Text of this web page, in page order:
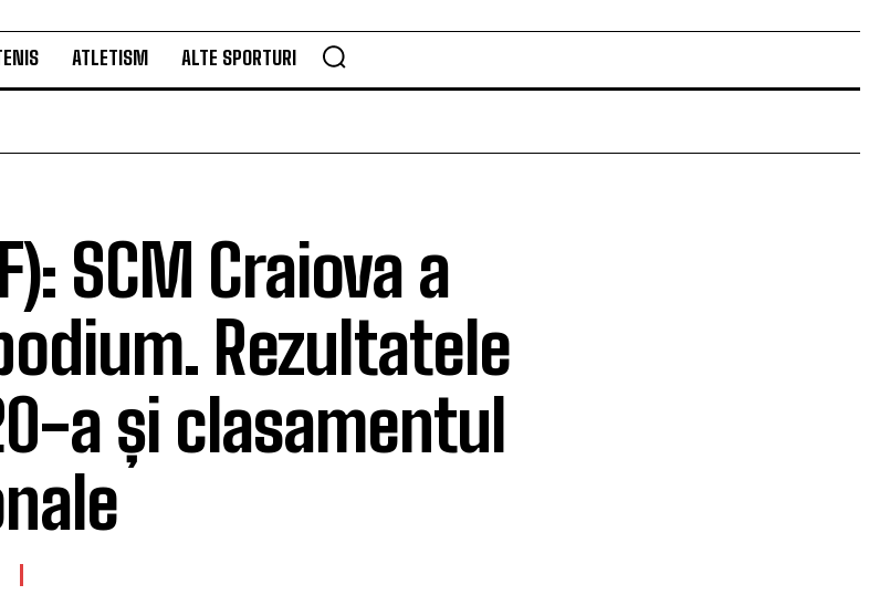
ATLETISM ALTE SPORTURI
SCM Craiova a
Rezultatele
a și clasamentul